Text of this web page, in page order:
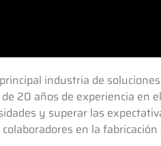
industria de
20 años de experiencia en
y superar las
en la